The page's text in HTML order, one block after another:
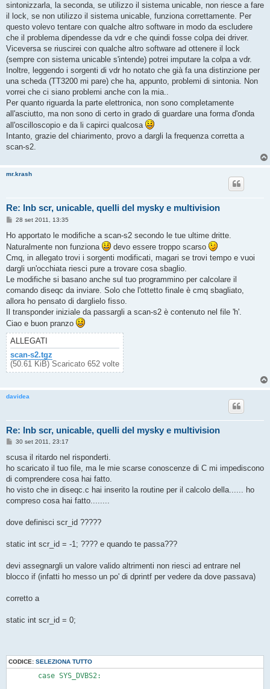
sintonizzarla, la seconda, se utilizzo il sistema unicable, non riesce a fare
il lock, se non utilizzo il sistema unicable, funziona correttamente. Per
questo volevo tentare con qualche altro software in modo da escludere
che il problema dipendesse da vdr e che quindi fosse colpa dei driver.
Viceversa se riuscirei con qualche altro software ad ottenere il lock
(sempre con sistema unicable s'intende) potrei imputare la colpa a vdr.
Inoltre, leggendo i sorgenti di vdr ho notato che già fa una distinzione per
una scheda (TT3200 mi pare) che ha, appunto, problemi di sintonia. Non
vorrei che ci siano problemi anche con la mia..
Per quanto riguarda la parte elettronica, non sono completamente
all'asciutto, ma non sono di certo in grado di guardare una forma d'onda
all'oscilloscopio e da li capirci qualcosa
Intanto, grazie del chiarimento, provo a dargli la frequenza corretta a
scan-s2.
mr.krash
Re: lnb scr, unicable, quelli del mysky e multivision
M
s
a
g
g
i
o
28 set 2011, 13:35
Ho apportato le modifiche a scan-s2 secondo le tue ultime dritte.
Naturalmente non funziona
devo essere troppo scarso
Cmq, in allegato trovi i sorgenti modificati, magari se trovi tempo e vuoi
dargli un'occhiata riesci pure a trovare cosa sbaglio.
Le modifiche si basano anche sul tuo programmino per calcolare il
comando diseqc da inviare. Solo che l'ottetto finale è cmq sbagliato,
allora ho pensato di darglielo fisso.
Il transponder iniziale da passargli a scan-s2 è contenuto nel file 'h'.
Ciao e buon pranzo
ALLEGATI
scan-s2.tgz
(50.61 KiB) Scaricato 652 volte
davidea
Re: lnb scr, unicable, quelli del mysky e multivision
M
s
a
g
i
o
30 set 2011, 23:17
scusa il ritardo nel risponderti.
ho scaricato il tuo file, ma le mie scarse conoscenze di C mi impediscono
di comprendere cosa hai fatto.
ho visto che in diseqc.c hai inserito la routine per il calcolo della...... ho
compreso cosa hai fatto........
dove definisci scr_id ?????
static int scr_id = -1; ???? e quando te passa???
devi assegnargli un valore valido altrimenti non riesci ad entrare nel
blocco if (infatti ho messo un po' di dprintf per vedere da dove passava)
corretto a
static int scr_id = 0;
CODICE: SELEZIONA TUTTO
       case SYS_DVBS2: